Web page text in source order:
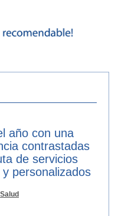
año con una
contrastadas
de servicios
personalizados
Salud